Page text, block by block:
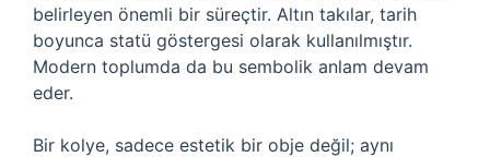
belirleyen önemli bir süreçtir. Altın takılar, tarih
boyunca statü göstergesi olarak kullanılmıştır.
Modern toplumda da bu sembolik anlam devam
eder.
Bir kolye, sadece estetik bir obje değil; aynı